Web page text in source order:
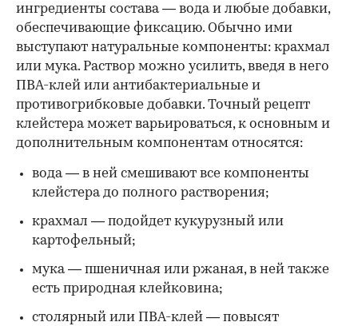
ингредиенты состава — вода и любые добавки,
обеспечивающие фиксацию. Обычно ими
выступают натуральные компоненты: крахмал
или мука. Раствор можно усилить, введя в него
ПВА-клей или антибактериальные и
противогрибковые добавки. Точный рецепт
клейстера может варьироваться, к основным и
дополнительным компонентам относятся:
вода — в ней смешивают все компоненты
клейстера до полного растворения;
крахмал — подойдет кукурузный или
картофельный;
мука — пшеничная или ржаная, в ней также
есть природная клейковина;
столярный или ПВА-клей — повысят